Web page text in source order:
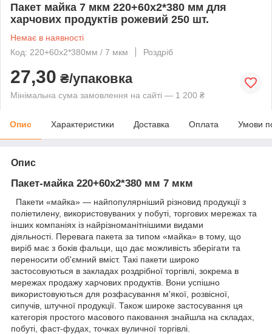
Пакет майка 7 мкм 220+60х2*380 мм для
харчових продуктів рожевий 250 шт.
Немає в наявності
Код: 220+60х2*380мм / 7 мкм
Роздріб
27,30 ₴/упаковка
Мінімальна сума замовлення на сайті — 1 200 ₴
Опис Характеристики Доставка Оплата Умови
Опис
Пакет-майка 220+60х2*380 мм 7 мкм
Пакети «майка» — найпопулярніший різновид продукції з
поліетилену, використовуваних у побуті, торгових мережах та
інших компаніях із найрізноманітнішими видами
діяльності. Перевага пакета за типом «майка» в тому, що
виріб має з боків фальци, що дає можливість зберігати та
переносити об'ємний вміст. Такі пакети широко
застосовуються в закладах роздрібної торгівлі, зокрема в
мережах продажу харчових продуктів. Вони успішно
використовуються для розфасування м'якої, розвісної,
сипучів, штучної продукції. Також широке застосування ця
категорія простого масового паковання знайшла на складах,
побуті, фаст-фудах, точках вуличної торгівлі.